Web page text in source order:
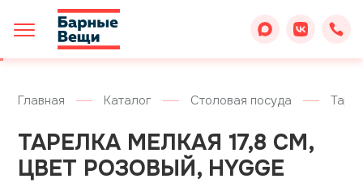
Главная Каталог Столовая посуда
ТАРЕЛКА МЕЛКАЯ 17,8 СМ,
ЦВЕТ РОЗОВЫЙ, HYGGE